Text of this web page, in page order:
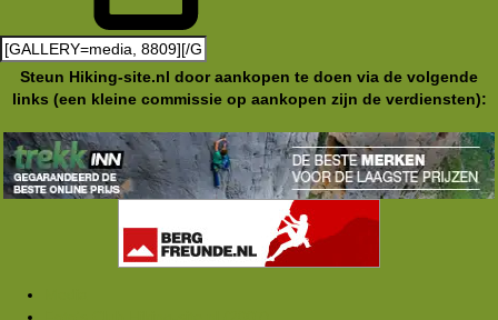
Steun Hiking-site.nl door aankopen te doen via de volgende
links (een kleine commissie op aankopen zijn de verdiensten):